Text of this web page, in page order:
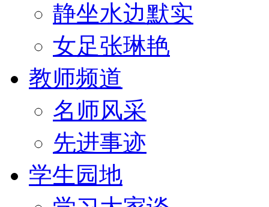
静坐水边默实
女足张琳艳
教师频道
名师风采
先进事迹
学生园地